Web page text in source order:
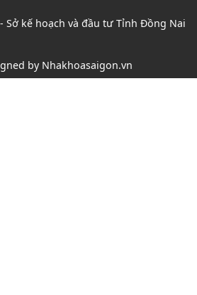
- Sở kế hoạch và đầu tư Tỉnh Đồng Nai
by Nhakhoasaigon.vn